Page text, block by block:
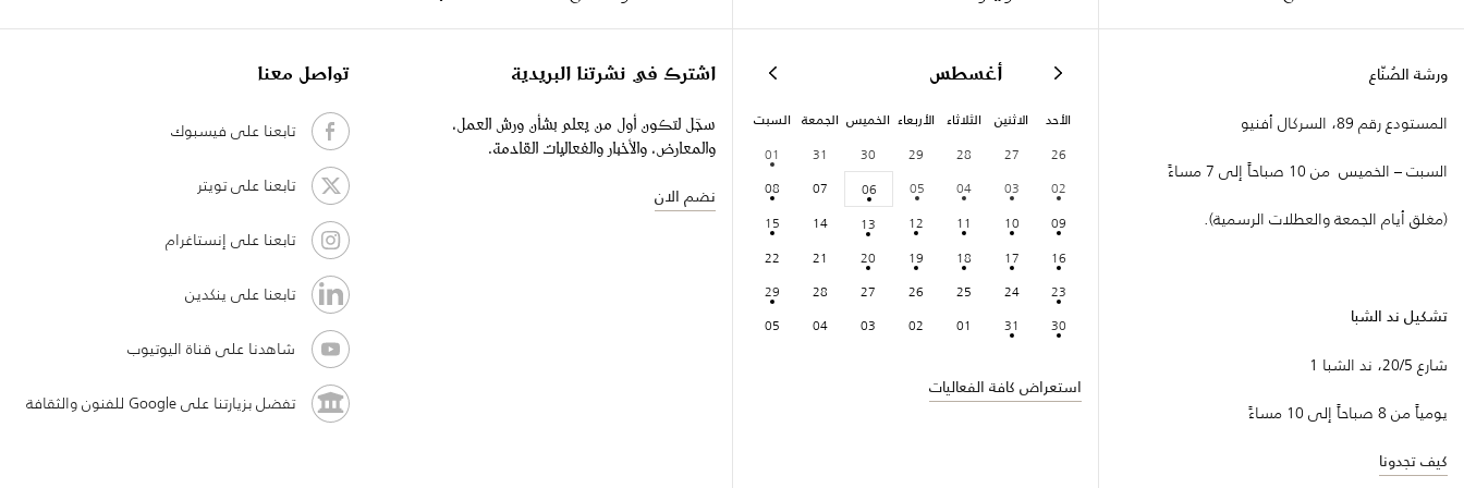
ورشة الصُنّاع
المستودع رقم 89، السركال أفنيو
السبت – الخميس من 10 صباحاً إلى 7 مساءً
(مغلق أيام الجمعة والعطلات الرسمية).
تشكيل ند الشبا
شارع 20/5، ند الشبا 1
يومياً من 8 صباحاً إلى 10 مساءً
كيف تجدونا
أغسطس
الأحد الاثنين الثلاثاء الأربعاء الخميس الجمعة السبت
26
27
28
29
30
31
01
02
03
04
05
06
07
08
09
10
11
12
13
14
15
16
17
18
19
20
21
22
23
24
25
26
27
28
29
30
31
01
02
03
04
05
استعراض كافة الفعاليات
اشترك في نشرتنا البريدية
سجّل لتكون أول من يعلم بشأن ورش العمل،
والمعارض، والأخبار والفعاليات القادمة.
نضم الان
تواصل معنا
تابعنا على فيسبوك
تابعنا على تويتر
تابعنا على إنستاغرام
تابعنا على ينكدين
شاهدنا على قناة اليوتيوب
تفضل بزيارتنا على Google للفنون والثقافة